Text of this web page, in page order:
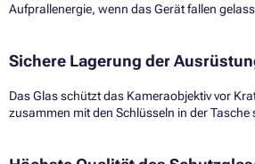
Aufprallenergie, wenn das Gerät fallen
Sichere Lagerung der
Das Glas schützt das Kameraobjektiv vor
zusammen mit den Schlüsseln in der Tasche